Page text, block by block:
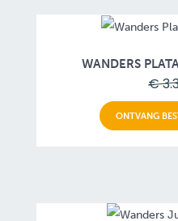
WANDERS
€
ONTVANG